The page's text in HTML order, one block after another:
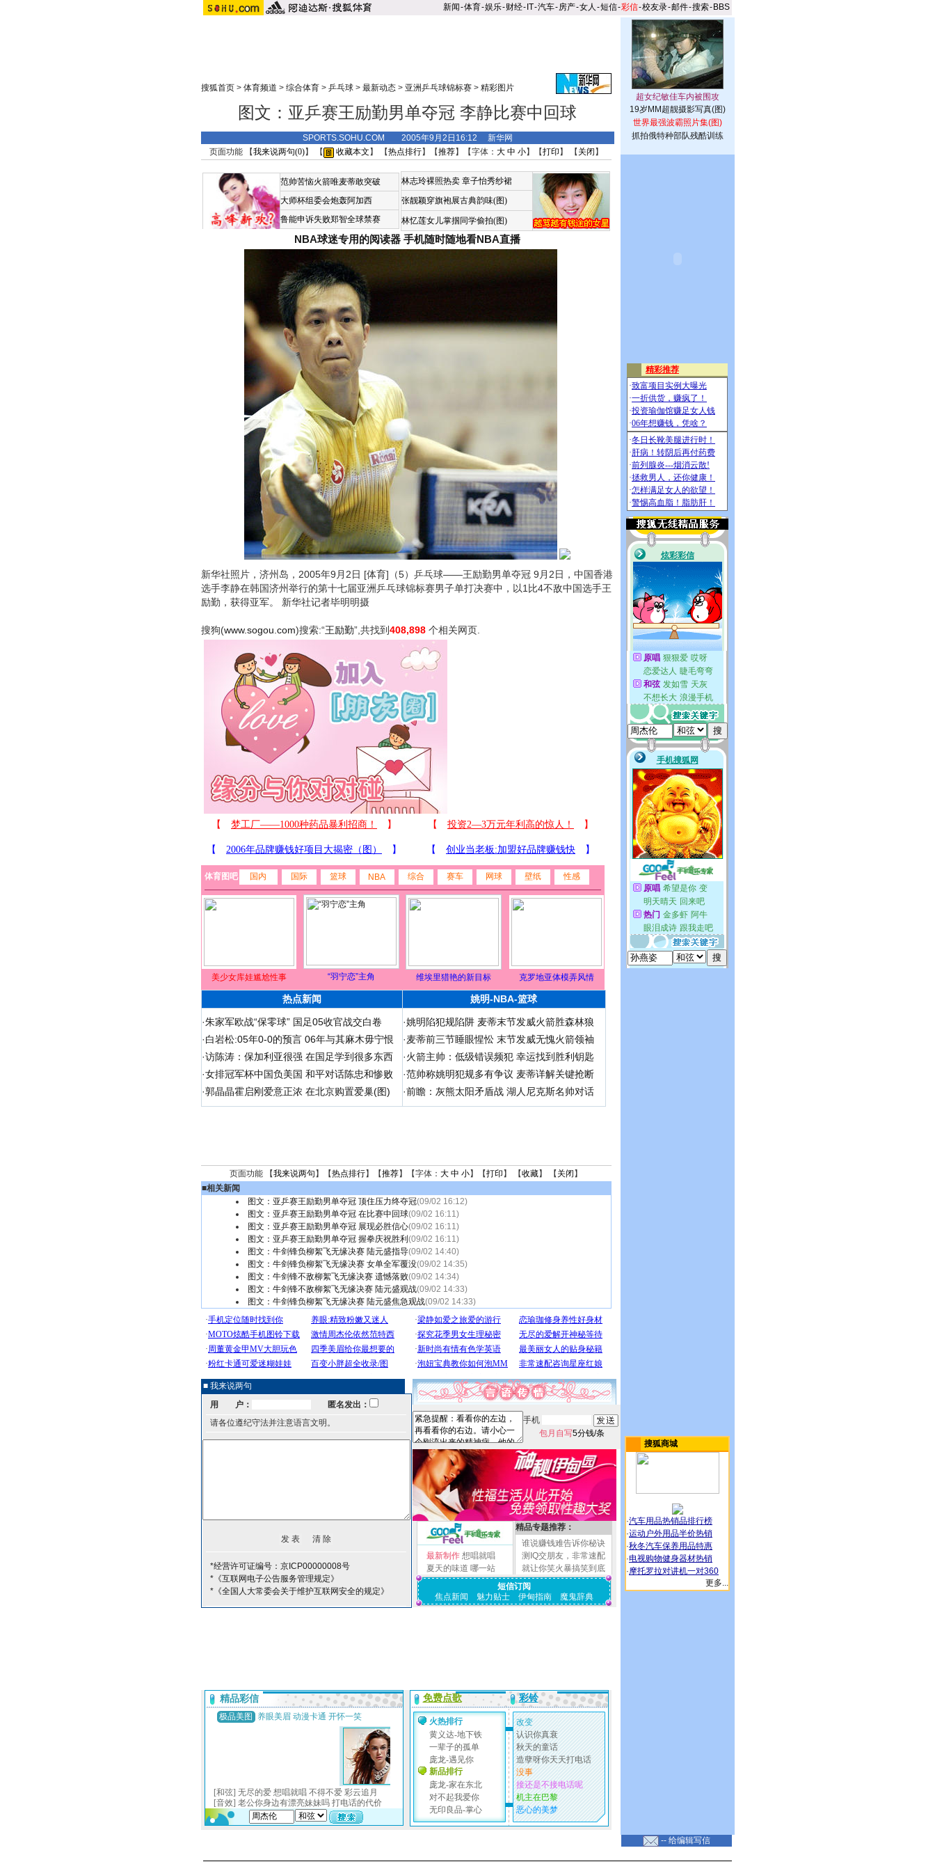
新闻-体育-娱乐-财经- IT-汽车-房产-女人 -短信-彩信-校友录-邮件-搜索- BBS
搜狐首页> 体育频道 > 综合体育> 乒乓球> 最新动态> 亚洲乒乓球锦标赛> 精彩图片
图文：亚乒赛王励勤男单夺冠 李静比赛中回球
SPORTS.SOHU.COM 2005年9月2日16:12 新华网
页面功能 【我来说两句(0)】 【 收藏本文 】 【热点排行】【推荐】【字体： 大 中 小】【打印 】 【 关闭 】
范帅苦恼火箭唯麦蒂敢突破
大师杯组委会炮轰阿加西
鲁能申诉失败郑智全球禁赛
林志玲裸照热卖 章子怡秀纱裙
张靓颖穿旗袍展古典韵味(图)
林忆莲女儿掌掴同学偷拍(图)
NBA球迷专用的阅读器 手机随时随地看NBA直播
新华社照片，济州岛，2005年9月2日 [体育]（5）乒乓球――王励勤男单夺冠 9月2日，中国香港
选手李静在韩国济州举行的第十七届亚洲乒乓球锦标赛男子单打决赛中，以1比4不敌中国选手王
励勤，获得亚军。 新华社记者毕明明摄
搜狗(www.sogou.com)搜索:“王励勤”,共找到408,898 个相关网页.
体育图吧 国内 国际 篮球 NBA 综合 赛车 网球 壁纸 性感
美少女库娃尴尬性事 “羽宁恋”主角 维埃里猎艳的新目标 克罗地亚体模弄风情
热点新闻 姚明-NBA-篮球
·朱家军欧战“保零球” 国足05收官战交白卷
·白岩松:05年0-0的预言 06年与其麻木毋宁恨
·访陈涛：保加利亚很强 在国足学到很多东西
·女排冠军杯中国负美国 和平对话陈忠和惨败
·郭晶晶霍启刚爱意正浓 在北京购置爱巢(图)
·姚明陷犯规陷阱 麦蒂末节发威火箭胜森林狼
·麦蒂前三节睡眼惺忪 末节发威无愧火箭领袖
·火箭主帅：低级错误频犯 幸运找到胜利钥匙
·范帅称姚明犯规多有争议 麦蒂详解关键抢断
·前瞻：灰熊太阳矛盾战 湖人尼克斯名帅对话
页面功能 【我来说两句 】【热点排行】【推荐】【字体： 大 中 小】【打印 】 【收藏】 【 关闭 】
■相关新闻
图文：亚乒赛王励勤男单夺冠 顶住压力终夺冠(09/02 16:12)
图文：亚乒赛王励勤男单夺冠 在比赛中回球(09/02 16:11)
图文：亚乒赛王励勤男单夺冠 展现必胜信心(09/02 16:11)
图文：亚乒赛王励勤男单夺冠 握拳庆祝胜利 (09/02 16:11)
图文：牛剑锋负柳絮飞无缘决赛 陆元盛指导(09/02 14:40)
图文：牛剑锋负柳絮飞无缘决赛 女单全军覆没(09/02 14:35)
图文：牛剑锋不敌柳絮飞无缘决赛 遗憾落败(09/02 14:34)
图文：牛剑锋不敌柳絮飞无缘决赛 陆元盛观战(09/02 14:33)
图文：牛剑锋负柳絮飞无缘决赛 陆元盛焦急观战(09/02 14:33)
■ 我来说两句
用 户：
匿名发出：
请各位遵纪守法并注意语言文明。
*经营许可证编号：京ICP00000008号
*《互联网电子公告服务管理规定》
*《全国人大常委会关于维护互联网安全的规定》
手机
包月自写5分钱/条
最新制作 想唱就唱
夏天的味道 哪一站
精品专题推荐：
谁说赚钱难告诉你秘诀
测IQ交朋友，非常速配
就让你笑火暴搞笑到底
短信订阅
焦点新闻
魅力贴士 伊甸指南 魔鬼辞典
19岁MM超靓摄影写真(图)
世界最强波霸照片集(图)
抓拍俄特种部队残酷训练
搜狐商城
·汽车用品热销品排行榜
·运动户外用品半价热销
·秋冬汽车保养用品特惠
·电视购物健身器材热销
·摩托罗拉对讲机一对360
更多...
-- 给编辑写信